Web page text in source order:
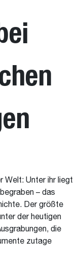
Welt: Unter ihr liegt
– das
Der größte
der heutigen
die
zutage